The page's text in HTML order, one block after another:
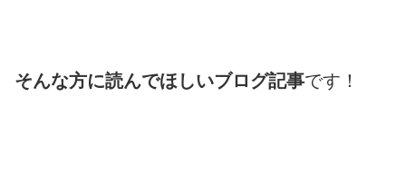
そんな方に読んでほしいブログ記事です！